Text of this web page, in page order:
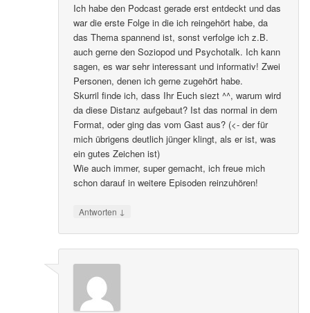
Ich habe den Podcast gerade erst entdeckt und das
war die erste Folge in die ich reingehört habe, da
das Thema spannend ist, sonst verfolge ich z.B.
auch gerne den Soziopod und Psychotalk. Ich kann
sagen, es war sehr interessant und informativ! Zwei
Personen, denen ich gerne zugehört habe.
Skurril finde ich, dass Ihr Euch siezt ^^, warum wird
da diese Distanz aufgebaut? Ist das normal in dem
Format, oder ging das vom Gast aus? (<- der für
mich übrigens deutlich jünger klingt, als er ist, was
ein gutes Zeichen ist)
Wie auch immer, super gemacht, ich freue mich
schon darauf in weitere Episoden reinzuhören!
Antworten ↓